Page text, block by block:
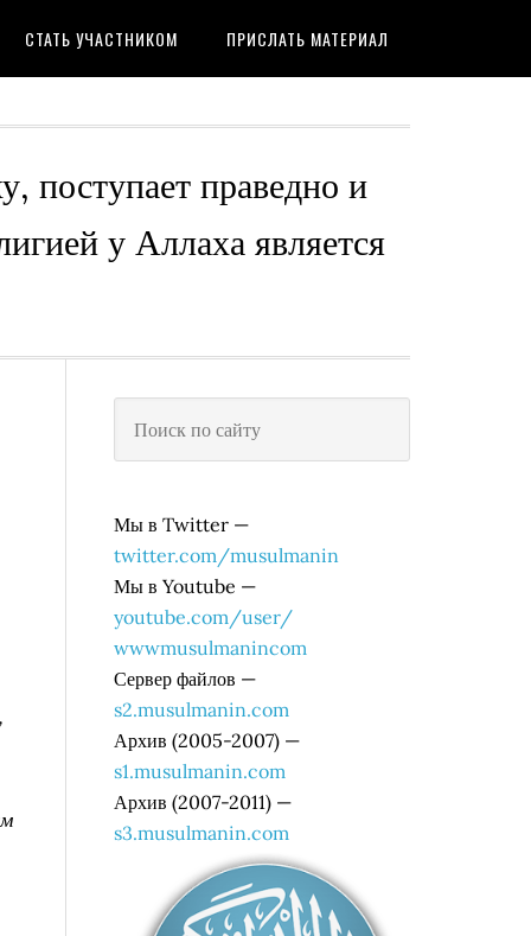
СТАТЬ УЧАСТНИКОМ ПРИСЛАТЬ МАТЕРИАЛ
поступает праведно и
у Аллаха является
Мы в Twitter —
twitter.com/musulmanin
Мы в Youtube —
youtube.com/user/
wwwmusulmanincom
Сервер файлов —
s2.musulmanin.com
Архив (2005-2007) —
s1.musulmanin.com
Архив (2007-2011) —
s3.musulmanin.com